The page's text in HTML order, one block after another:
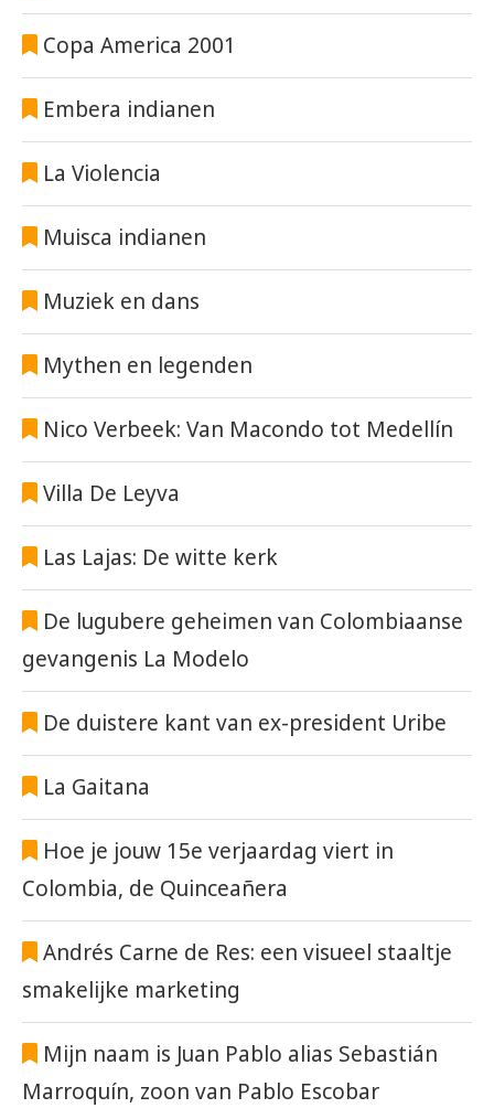
Copa America 2001
Embera indianen
La Violencia
Muisca indianen
Muziek en dans
Mythen en legenden
Nico Verbeek: Van Macondo tot Medellín
Villa De Leyva
Las Lajas: De witte kerk
De lugubere geheimen van Colombiaanse
gevangenis La Modelo
De duistere kant van ex-president Uribe
La Gaitana
Hoe je jouw 15e verjaardag viert in
Colombia, de Quinceañera
Andrés Carne de Res: een visueel staaltje
smakelijke marketing
Mijn naam is Juan Pablo alias Sebastián
Marroquín, zoon van Pablo Escobar